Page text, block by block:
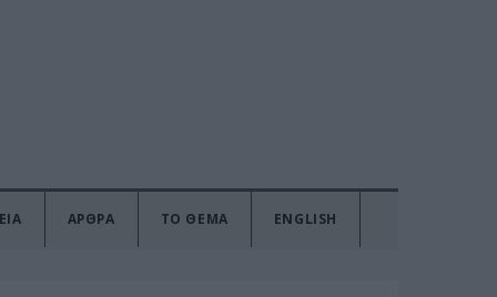
ΑΡΘΡΑ ΤΟ ΘΕΜΑ ENGLISH